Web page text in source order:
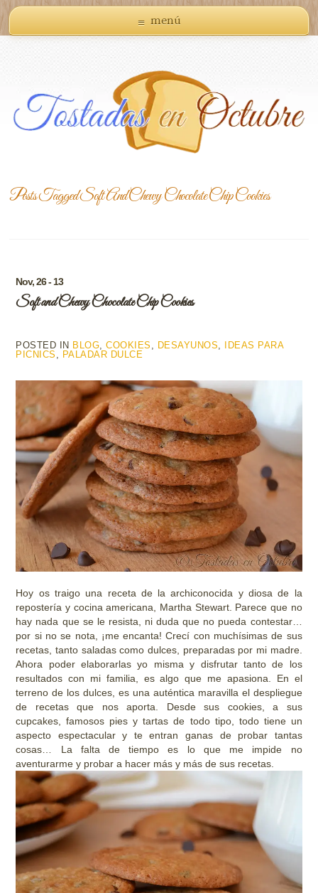
menú
Posts TaggedSoft And Chewy Chocolate Chip Cookies
Nov, 26 - 13
Soft and Chewy Chocolate Chip Cookies
POSTED IN BLOG,COOKIES , DESAYUNOS,
IDEAS PARA
PICNICS , PALADAR DULCE
Hoy os traigo una receta de la archiconocida y diosa de la
repostería y cocina americana, Martha Stewart. Parece que no
hay nada que se le resista, ni duda que no pueda contestar…
por si no se nota, ¡me encanta! Crecí con muchísimas de sus
recetas, tanto saladas como dulces, preparadas por mi madre.
Ahora poder elaborarlas yo misma y disfrutar tanto de los
resultados con mi familia, es algo que me apasiona. En el
terreno de los dulces, es una auténtica maravilla el despliegue
de recetas que nos aporta. Desde sus cookies, a sus
cupcakes, famosos pies y tartas de todo tipo, todo tiene un
aspecto espectacular y te entran ganas de probar tantas
cosas… La falta de tiempo es lo que me impide no
aventurarme y probar a hacer más y más de sus recetas.